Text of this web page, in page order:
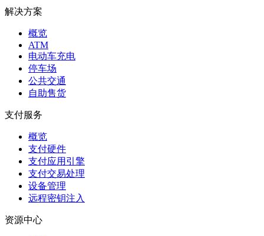
解决方案
概览
ATM
电动车充电
停车场
公共交通
自助售货
支付服务
概览
支付硬件
支付应用引擎
支付交易处理
设备管理
远程密钥注入
资源中心